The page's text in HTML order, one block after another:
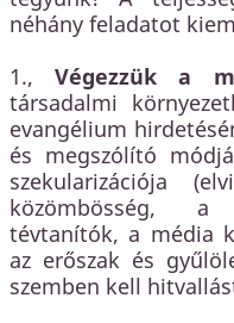
néhány feladatot
1.,Végezzük a
társadalmi
evangélium
és megszólító
szekularizációja
közömbösség, a
tévtanítók, a média
az erőszak és
szemben kell